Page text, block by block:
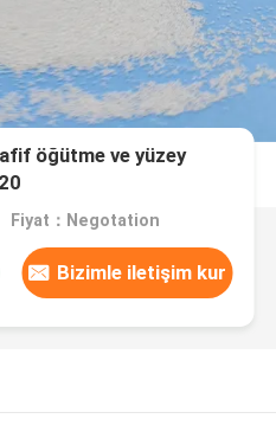
öğütme ve yüzey
Fiyat：Negotation
Bizimle iletişim kur